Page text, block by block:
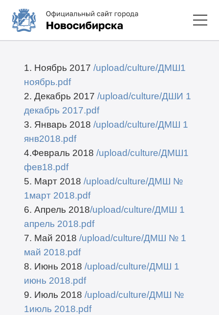
1. Ноябрь 2017 /upload/culture/ДМШ1
ноябрь.pdf
2. Декабрь 2017 /upload/culture/ДШИ 1
декабрь 2017.pdf
3. Январь 2018 /upload/culture/ДМШ 1
янв2018.pdf
4.Февраль 2018 /upload/culture/ДМШ1
фев18.pdf
5. Март 2018 /upload/culture/ДМШ №
1март 2018.pdf
6. Апрель 2018/upload/culture/ДМШ 1
апрель 2018.pdf
7. Май 2018 /upload/culture/ДМШ № 1
май 2018.pdf
8. Июнь 2018 /upload/culture/ДМШ 1
июнь 2018.pdf
9. Июль 2018 /upload/culture/ДМШ №
1июль 2018.pdf